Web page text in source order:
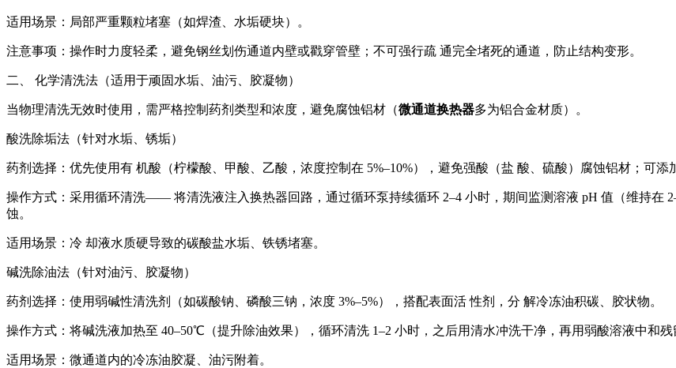
适用场景：局部严重颗粒堵塞（如焊渣、水垢硬块）。
注意事项：操作时力度轻柔，避免钢丝划伤通道内壁或戳穿管壁；不可强行疏 通完全堵死的通道，防止结构变形。
二、 化学清洗法（适用于顽固水垢、油污、胶凝物）
当物理清洗无效时使用，需严格控制药剂类型和浓度，避免腐蚀铝材（微通道换热器多为铝合金材质）。
酸洗除垢法（针对水垢、锈垢）
药剂选择：优先使用有 机酸（柠檬酸、甲酸、乙酸，浓度控制在 5%–10%），避免强酸（盐 酸、硫酸）腐蚀铝材；可添
操作方式：采用循环清洗—— 将清洗液注入换热器回路，通过循环泵持续循环 2–4 小时，期间监测溶液 pH 值（维持在
蚀。
适用场景：冷 却液水质硬导致的碳酸盐水垢、铁锈堵塞。
碱洗除油法（针对油污、胶凝物）
药剂选择：使用弱碱性清洗剂（如碳酸钠、磷酸三钠，浓度 3%–5%），搭配表面活 性剂，分 解冷冻油积碳、胶状物。
操作方式：将碱洗液加热至 40–50℃（提升除油效果），循环清洗 1–2 小时，之后用清水冲洗干净，再用弱酸溶液中和残
适用场景：微通道内的冷冻油胶凝、油污附着。